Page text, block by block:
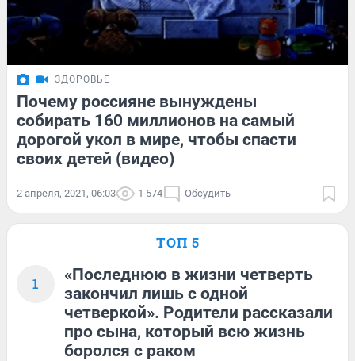
ЗДОРОВЬЕ
Почему россияне вынуждены
собирать 160 миллионов на самый
дорогой укол в мире, чтобы спасти
своих детей (видео)
2 апреля, 2021, 06:03 1 574 Обсудить
ТОП 5
1
«Последнюю в жизни четверть
закончил лишь с одной
четверкой». Родители рассказали
про сына, который всю жизнь
боролся с раком